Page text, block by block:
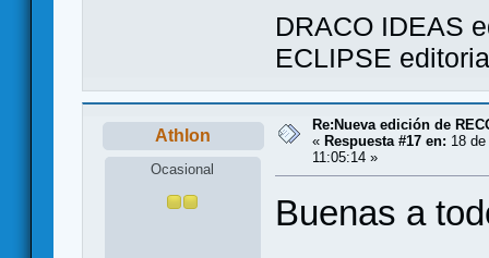
DRACO IDEAS
ECLIPSE
Athlon
Ocasional
Re:Nueva edición de
« Respuesta #17 en: 18
11:05:14 »
Buenas a